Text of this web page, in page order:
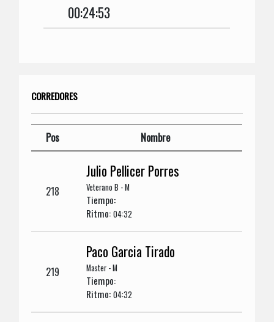
00:24:53
CORREDORES
Pos Nombre
218
Julio Pellicer Porres
Veterano B - M
Tiempo:
Ritmo:04:32
219
Paco Garcia Tirado
Master - M
Tiempo:
Ritmo:04:32